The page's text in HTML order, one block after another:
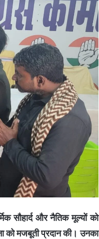
सौहार्द और नैतिक मूल्यों को
को मजबूती प्रदान की। उनका